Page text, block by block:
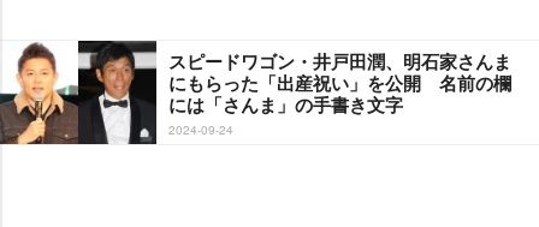
スピードワゴン・井戸田潤、明石家さんま
にもらった「出産祝い」を公開 名前の欄
には「さんま」の手書き文字
2024-09-24